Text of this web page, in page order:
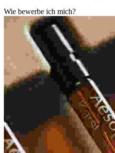
Wie bewerbe ich mich?